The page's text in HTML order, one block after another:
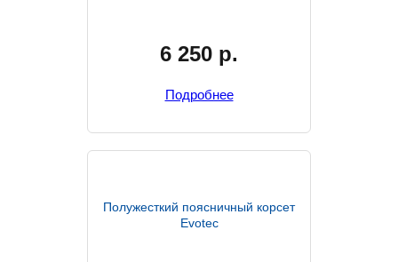
6 250 р.
Подробнее
Полужесткий поясничный корсет
Evotec